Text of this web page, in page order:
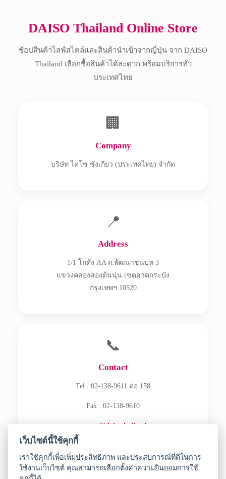
DAISO Thailand Online Store
ช้อปสินค้าไลฟ์สไตล์และสินค้านำเข้าจากญี่ปุ่น จาก DAISO
Thailand เลือกซื้อสินค้าได้สะดวก พร้อมบริการทั่ว
ประเทศไทย
🏢
Company
บริษัท ไดโซ ซังเกียว (ประเทศไทย) จำกัด
📍
Address
1/1 โกดัง AA ถ.พัฒนาชนบท 3
แขวงคลองสองต้นนุ่น เขตลาดกระบัง
กรุงเทพฯ 10520
📞
Contact
Tel : 02-138-9611 ต่อ 158
Fax : 02-138-9610
ecommerce@daisothailand.com
เว็บไซต์นี้ใช้คุกกี้
เราใช้คุกกี้เพื่อเพิ่มประสิทธิภาพ และประสบการณ์ที่ดีในการ
ใช้งานเว็บไซต์ คุณสามารถเลือกตั้งค่าความยินยอมการใช้